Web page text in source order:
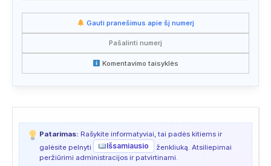
Paieška 2026/07/08 05:01
Paieška 2026/07/06 02:13
Gauti pranešimus apie šį numerį
Pašalinti numerį
Komentavimo taisyklės
Patarimas: Rašykite informatyviai, tai padės kitiems ir
galėsite pelnyti
Išsamiausio
ženkliuką. Atsiliepimai
peržiūrimi administracijos ir patvirtinami.